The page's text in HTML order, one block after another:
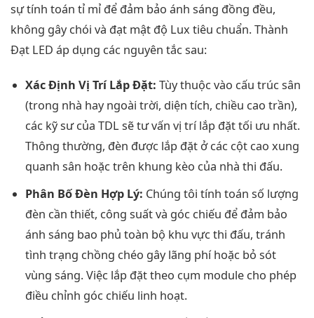
sự tính toán tỉ mỉ để đảm bảo ánh sáng đồng đều,
không gây chói và đạt mật độ Lux tiêu chuẩn. Thành
Đạt LED áp dụng các nguyên tắc sau:
Xác Định Vị Trí Lắp Đặt: Tùy thuộc vào cấu trúc sân
(trong nhà hay ngoài trời, diện tích, chiều cao trần),
các kỹ sư của TDL sẽ tư vấn vị trí lắp đặt tối ưu nhất.
Thông thường, đèn được lắp đặt ở các cột cao xung
quanh sân hoặc trên khung kèo của nhà thi đấu.
Phân Bố Đèn Hợp Lý: Chúng tôi tính toán số lượng
đèn cần thiết, công suất và góc chiếu để đảm bảo
ánh sáng bao phủ toàn bộ khu vực thi đấu, tránh
tình trạng chồng chéo gây lãng phí hoặc bỏ sót
vùng sáng. Việc lắp đặt theo cụm module cho phép
điều chỉnh góc chiếu linh hoạt.